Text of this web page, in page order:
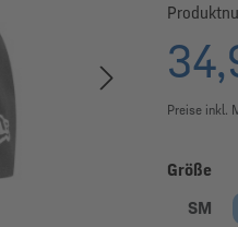
Preise inkl.
Größe
SM